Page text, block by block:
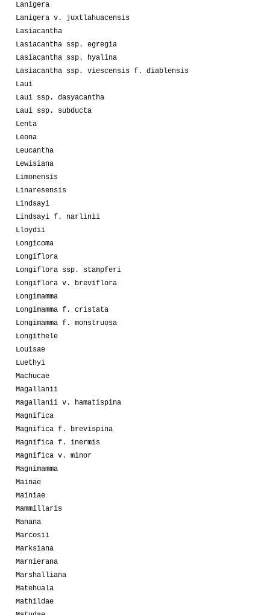
Lanigera
Lanigera v. juxtlahuacensis
Lasiacantha
Lasiacantha ssp. egregia
Lasiacantha ssp. hyalina
Lasiacantha ssp. viescensis f. diablensis
Laui
Laui ssp. dasyacantha
Laui ssp. subducta
Lenta
Leona
Leucantha
Lewisiana
Limonensis
Linaresensis
Lindsayi
Lindsayi f. narlinii
Lloydii
Longicoma
Longiflora
Longiflora ssp. stampferi
Longiflora v. breviflora
Longimamma
Longimamma f. cristata
Longimamma f. monstruosa
Longithele
Louisae
Luethyi
Machucae
Magallanii
Magallanii v. hamatispina
Magnifica
Magnifica f. brevispina
Magnifica f. inermis
Magnifica v. minor
Magnimamma
Mainae
Mainiae
Mammillaris
Manana
Marcosii
Marksiana
Marnierana
Marshalliana
Matehuala
Mathildae